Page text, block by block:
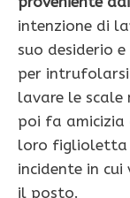
intenzione di
suo desiderio
per
lavare le
poi fa amicizia
loro figlioletta
incidente in
il posto.